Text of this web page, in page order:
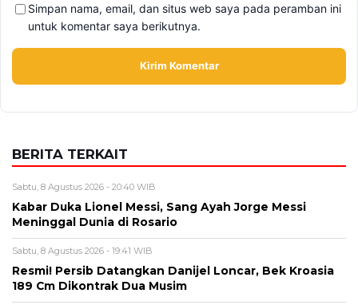
Simpan nama, email, dan situs web saya pada peramban ini
untuk komentar saya berikutnya.
BERITA TERKAIT
Sabtu, 8 Agustus 2026 - 20:40 WIB
Kabar Duka Lionel Messi, Sang Ayah Jorge Messi
Meninggal Dunia di Rosario
Sabtu, 8 Agustus 2026 - 19:41 WIB
Resmi! Persib Datangkan Danijel Loncar, Bek Kroasia
189 Cm Dikontrak Dua Musim